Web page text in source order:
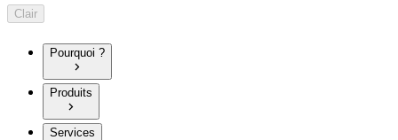
Clair
Pourquoi ?
Produits
Services